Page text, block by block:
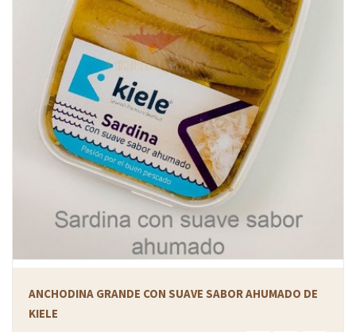
ANCHODINA GRANDE CON SUAVE SABOR AHUMADO DE
KIELE